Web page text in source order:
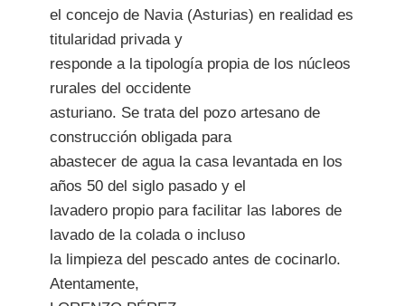
el concejo de Navia (Asturias) en realidad es
titularidad privada y
responde a la tipología propia de los núcleos
rurales del occidente
asturiano. Se trata del pozo artesano de
construcción obligada para
abastecer de agua la casa levantada en los
años 50 del siglo pasado y el
lavadero propio para facilitar las labores de
lavado de la colada o incluso
la limpieza del pescado antes de cocinarlo.
Atentamente,